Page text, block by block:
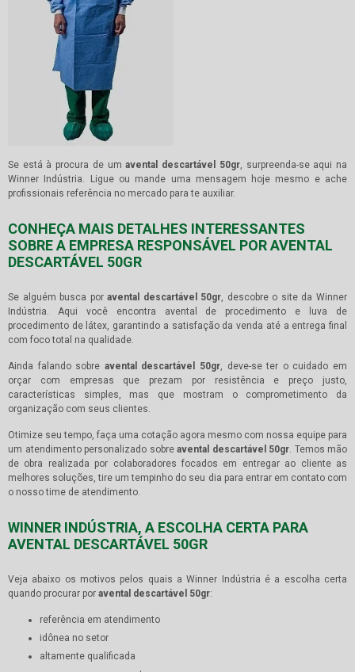
Se está à procura de umavental descartável 50gr, surpreenda-se aqui na
Winner Indústria. Ligue ou mande uma mensagem hoje mesmo e ache
profissionais referência no mercado para te auxiliar.
CONHEÇA MAIS DETALHES INTERESSANTES
SOBRE A EMPRESA RESPONSÁVEL POR AVENTAL
DESCARTÁVEL 50GR
Se alguém busca poravental descartável 50gr, descobre o site da Winner
Indústria. Aqui você encontra avental de procedimento e luva de
procedimento de látex, garantindo a satisfação da venda até a entrega final
com foco total na qualidade.
Ainda falando sobre avental descartável 50gr, deve-se ter o cuidado em
orçar com empresas que prezam por resistência e preço justo,
características simples, mas que mostram o comprometimento da
organização com seus clientes.
Otimize seu tempo, faça uma cotação agora mesmo com nossa equipe para
um atendimento personalizado sobre avental descartável 50gr. Temos mão
de obra realizada por colaboradores focados em entregar ao cliente as
melhores soluções, tire um tempinho do seu dia para entrar em contato com
o nosso time de atendimento.
WINNER INDÚSTRIA, A ESCOLHA CERTA PARA
AVENTAL DESCARTÁVEL 50GR
Veja abaixo os motivos pelos quais a Winner Indústria é a escolha certa
quando procurar por avental descartável 50gr:
referência em atendimento
idônea no setor
altamente qualificada